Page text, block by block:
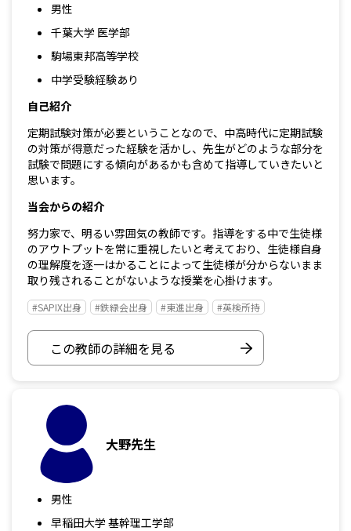
男性
千葉大学 医学部
駒場東邦高等学校
中学受験経験あり
自己紹介
定期試験対策が必要ということなので、中高時代に定期試験
の対策が得意だった経験を活かし、先生がどのような部分を
試験で問題にする傾向があるかも含めて指導していきたいと
思います。
当会からの紹介
努力家で、明るい雰囲気の教師です。指導をする中で生徒様
のアウトプットを常に重視したいと考えており、生徒様自身
の理解度を逐一はかることによって生徒様が分からないまま
取り残されることがないような授業を心掛けます。
#SAPIX出身 #鉄緑会出身 #東進出身 #英検所持
この教師の詳細を見る
大野先生
男性
早稲田大学 基幹理工学部